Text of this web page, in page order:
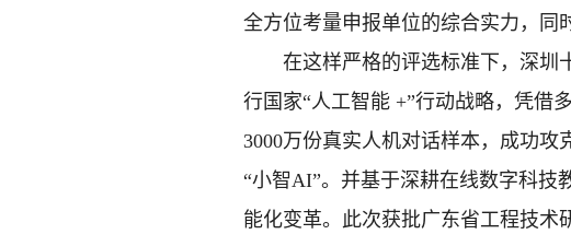
全方位考量申报单位的综合实力，同
在这样严格的评选标准下，深圳十
行国家“人工智能 +”行动战略，凭借
3000万份真实人机对话样本，成功
“小智AI”。并基于深耕在线数字科技
能化变革。此次获批广东省工程技术